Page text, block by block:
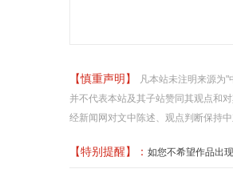
【慎重声明】
凡本站未注明来源为
并不代表本站及其子站赞同其观点和
经新闻网对文中陈述、观点判断保持
【特别提醒】： 如您不希望作品出